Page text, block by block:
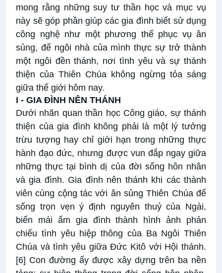
mong rằng những suy tư thần học và mục vụ
này sẽ góp phần giúp các gia đình biết sử dụng
công nghệ như một phương thế phục vụ ân
sủng, để ngôi nhà của mình thực sự trở thành
một ngôi đền thánh, nơi tình yêu và sự thánh
thiện của Thiên Chúa không ngừng tỏa sáng
giữa thế giới hôm nay.
I - GIA ĐÌNH NÊN THÁNH
Dưới nhãn quan thần học Công giáo, sự thánh
thiện của gia đình không phải là một lý tưởng
trừu tượng hay chỉ giới hạn trong những thực
hành đạo đức, nhưng được vun đắp ngay giữa
những thực tại bình dị của đời sống hôn nhân
và gia đình. Gia đình nên thánh khi các thành
viên cùng cộng tác với ân sủng Thiên Chúa để
sống trọn vẹn ý định nguyên thuỷ của Ngài,
biến mái ấm gia đình thành hình ảnh phản
chiếu tình yêu hiệp thông của Ba Ngôi Thiên
Chúa và tình yêu giữa Đức Kitô với Hội thánh.
[6] Con đường ấy được xây dựng trên ba nền